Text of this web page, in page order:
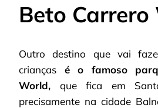
Beto Carrero
Outro destino que vai
crianças é o famoso
World, que fica em
precisamente na cidade